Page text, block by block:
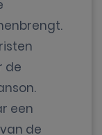
de
een
de